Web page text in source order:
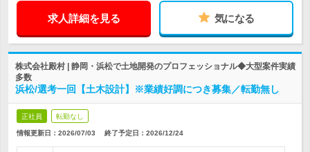
求人詳細を見る 気になる
株式会社殿村 | 静岡・浜松で土地開発のプロフェッショナル◆大型案件実績
多数
浜松/選考一回【土木設計】※業績好調につき募集／転勤無し
正社員 転勤なし
情報更新日：2026/07/03 終了予定日： 2026/12/24